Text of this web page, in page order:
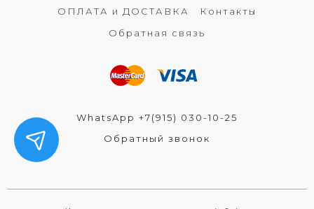
ОПЛАТА и ДОСТАВКА
Контакты
Обратная связь
WhatsApp +7(915) 030-10-25
Обратный звонок